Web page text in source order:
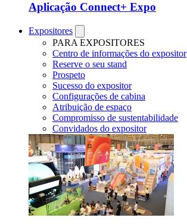
Aplicação Connect+ Expo
Expositores
PARA EXPOSITORES
Centro de informações do expositor
Reserve o seu stand
Prospeto
Sucesso do expositor
Configurações de cabina
Atribuição de espaço
Compromisso de sustentabilidade
Convidados do expositor